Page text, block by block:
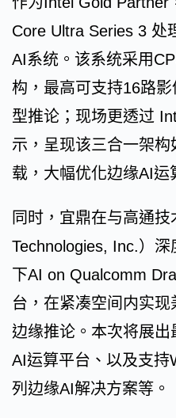
Core Ultra Series 3 处
AI系统。该系统采用
构，最高可支持16路
型推论；现场更透过
示，呈现该三合一架构
载，大幅优化边缘AI运
同时，宜鼎在与高通
Technologies, Inc.）
下AI on Qualcomm
台，在紧凑空间内实
边缘推论。本次将展
AI运算平台、以及支持
列边缘AI解决方案等。